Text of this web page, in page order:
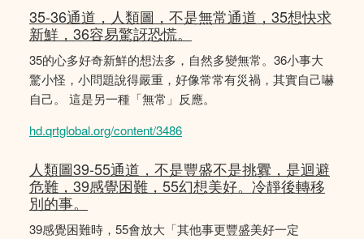
35-36通道，人類圖，不是無常通道，35想快求
新鮮，36容易驚訝恐慌。
35的心多好奇新鮮的想法多，自然多變無常。36小事大
驚小怪，小問題說得嚴重，好像常常有災禍，其實自己嚇
自己。 這是另一種「無常」反應。
hd.qrtglobal.org/content/3486
人類圖39-55通道，不是豐盛不是挑釁，是迴避
危難，39感覺困難，55幻想美好。冷靜後轉移
別的事。
39感覺困難時，55會放大「其他事更豐盛美好一定